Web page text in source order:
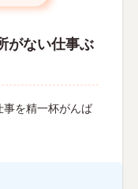
がない仕事ぶ
を精一杯がんば